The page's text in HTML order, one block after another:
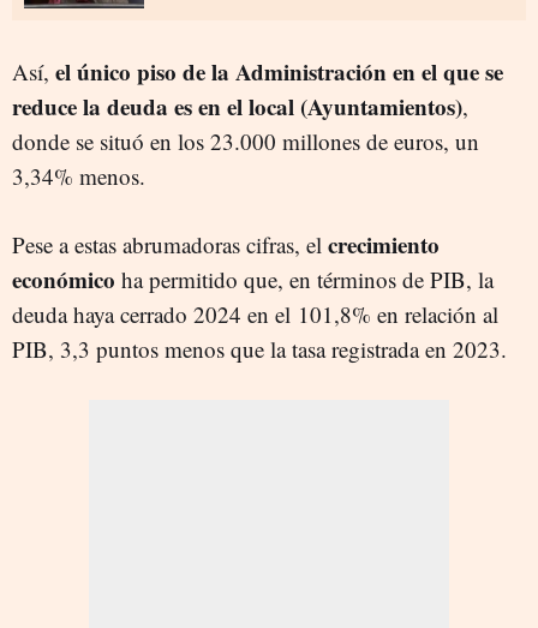
Así, el único piso de la Administración en el que se
reduce la deuda es en el local (Ayuntamientos),
donde se situó en los 23.000 millones de euros, un
3,34% menos.
Pese a estas abrumadoras cifras, el crecimiento
económico ha permitido que, en términos de PIB, la
deuda haya cerrado 2024 en el 101,8% en relación al
PIB, 3,3 puntos menos que la tasa registrada en 2023.